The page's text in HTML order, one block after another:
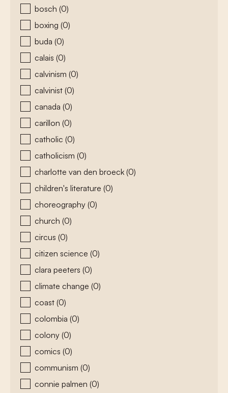
bosch (0)
boxing (0)
buda (0)
calais (0)
calvinism (0)
calvinist (0)
canada (0)
carillon (0)
catholic (0)
catholicism (0)
charlotte van den broeck (0)
children's literature (0)
choreography (0)
church (0)
circus (0)
citizen science (0)
clara peeters (0)
climate change (0)
coast (0)
colombia (0)
colony (0)
comics (0)
communism (0)
connie palmen (0)